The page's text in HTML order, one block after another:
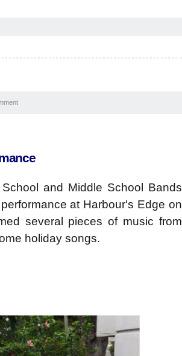
and Middle School Bands
at Harbour's Edge on
several pieces of music from
holiday songs.